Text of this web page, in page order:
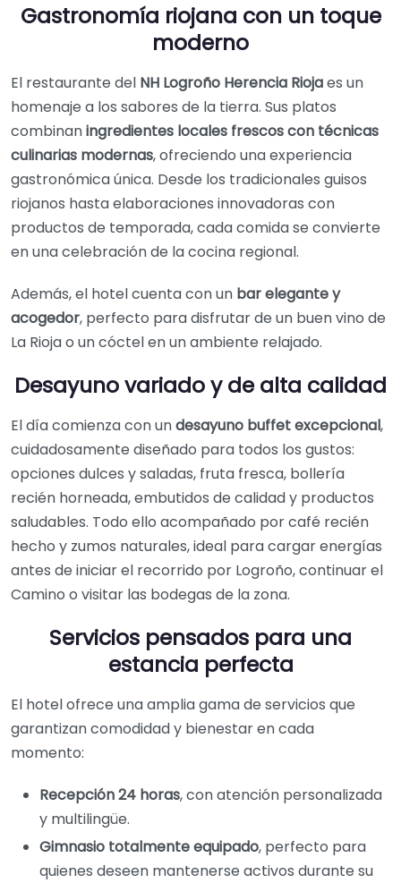
Gastronomía riojana con un toque
moderno
El restaurante del NH Logroño Herencia Riojaes un
homenaje a los sabores de la tierra. Sus platos
combinaningredientes locales frescos con técnicas
culinarias modernas, ofreciendo una experiencia
gastronómica única. Desde los tradicionales guisos
riojanos hasta elaboraciones innovadoras con
productos de temporada, cada comida se convierte
en una celebración de la cocina regional.
Además, el hotel cuenta con un bar elegante y
acogedor, perfecto para disfrutar de un buen vino de
La Rioja o un cóctel en un ambiente relajado.
Desayuno variado y de alta calidad
El día comienza con undesayuno buffet excepcional,
cuidadosamente diseñado para todos los gustos:
opciones dulces y saladas, fruta fresca, bollería
recién horneada, embutidos de calidad y productos
saludables. Todo ello acompañado por café recién
hecho y zumos naturales, ideal para cargar energías
antes de iniciar el recorrido por Logroño, continuar el
Camino o visitar las bodegas de la zona.
Servicios pensados para una
estancia perfecta
El hotel ofrece una amplia gama de servicios que
garantizan comodidad y bienestar en cada
momento:
Recepción 24 horas, con atención personalizada
y multilingüe.
Gimnasio totalmente equipado, perfecto para
quienes deseen mantenerse activos durante su